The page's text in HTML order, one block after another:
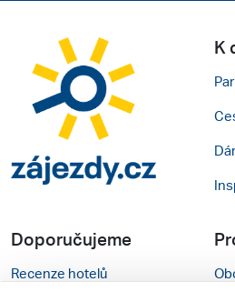
K
Doporučujeme
Recenze hotelů